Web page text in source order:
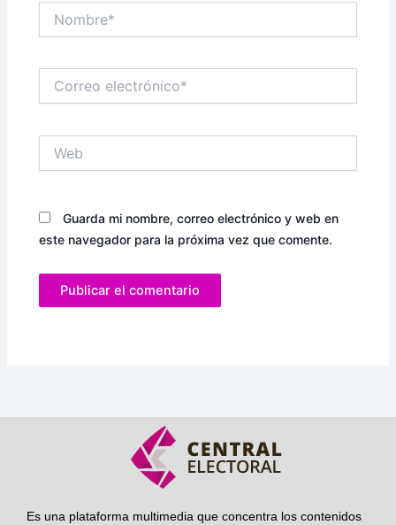
electrónico*
Guarda mi nombre, correo electrónico y web en
este navegador para la próxima vez que comente.
Es una plataforma multimedia que concentra los contenidos